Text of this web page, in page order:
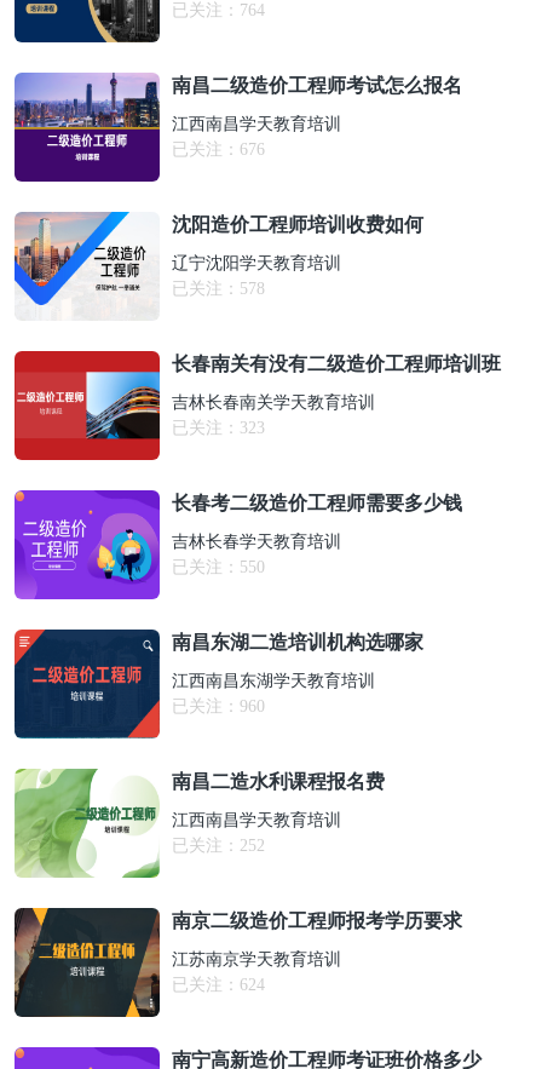
已关注： 764
南昌二级造价工程师考试怎么报名
江西南昌学天教育培训
已关注： 676
沈阳造价工程师培训收费如何
辽宁沈阳学天教育培训
已关注： 578
长春南关有没有二级造价工程师培训班
吉林长春南关学天教育培训
已关注： 323
长春考二级造价工程师需要多少钱
吉林长春学天教育培训
已关注： 550
南昌东湖二造培训机构选哪家
江西南昌东湖学天教育培训
已关注： 960
南昌二造水利课程报名费
江西南昌学天教育培训
已关注： 252
南京二级造价工程师报考学历要求
江苏南京学天教育培训
已关注： 624
南宁高新造价工程师考证班价格多少